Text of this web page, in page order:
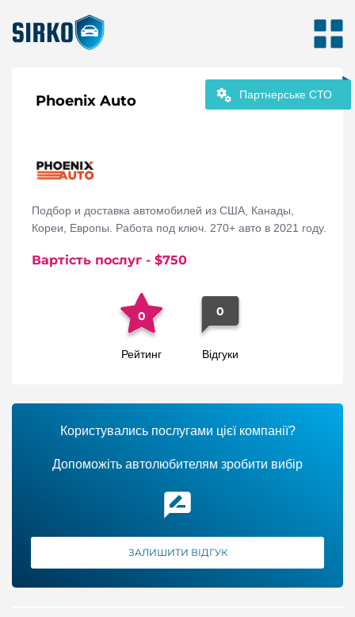
Партнерське СТО
Phoenix Auto
Подбор и доставка автомобилей из США, Канады,
Кореи, Европы. Работа под ключ. 270+ авто в 2021 году.
Вартість послуг - $750
0
Рейтинг
0
Відгуки
Користувались послугами цієї компанії?
Допоможіть автолюбителям зробити вибір
ЗАЛИШИТИ ВІДГУК